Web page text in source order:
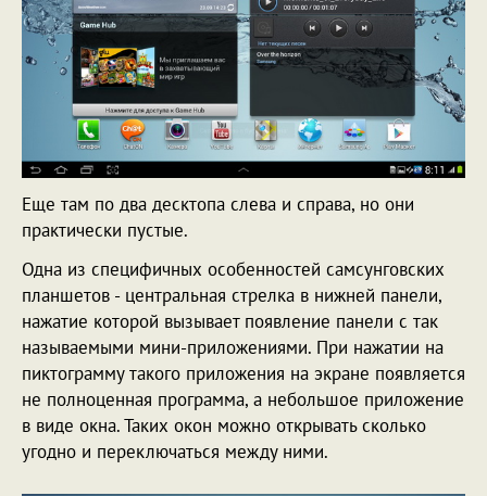
Еще там по два десктопа слева и справа, но они
практически пустые.
Одна из специфичных особенностей самсунговских
планшетов - центральная стрелка в нижней панели,
нажатие которой вызывает появление панели с так
называемыми мини-приложениями. При нажатии на
пиктограмму такого приложения на экране появляется
не полноценная программа, а небольшое приложение
в виде окна. Таких окон можно открывать сколько
угодно и переключаться между ними.